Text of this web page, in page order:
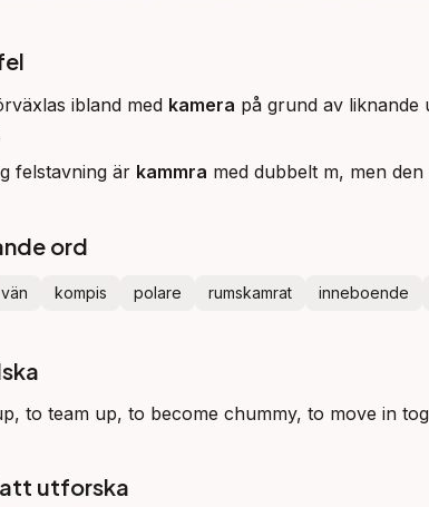
ibland med kamera på grund av liknande
felstavning är kammra med dubbelt m, men
ord
vän kompis polare rumskamrat inneboende
to team up, to become chummy, to move in
utforska